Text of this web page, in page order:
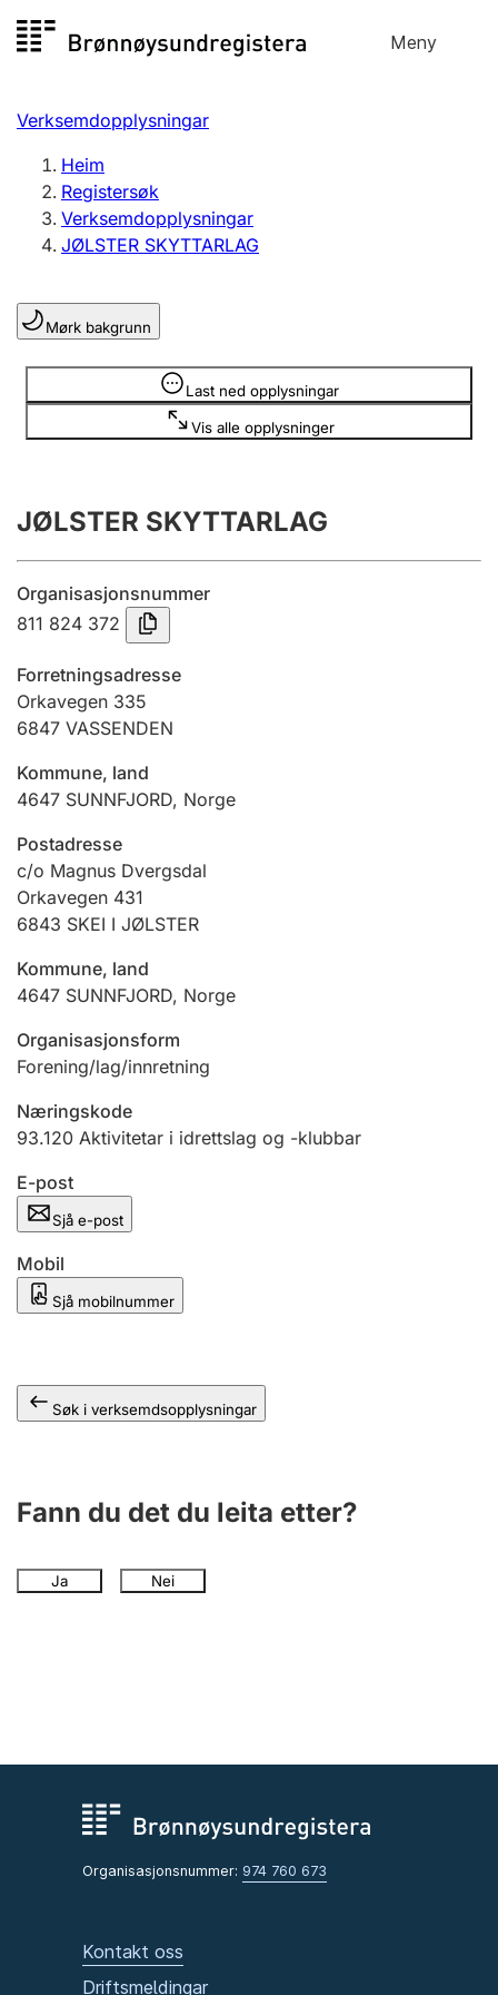
til
Meny
Registersøk
Aksjeselskap
Enkeltpersonføretak
Registrere, endre, slette
Lag og foreining
Registrere, endre, slette
Årsrekneskap
Innsending og forseinkingsgebyr
Tinglysing
Jeger
Ektepaktrettleiaren
Andre tema
Verksemdopplysningar
Heim
Registersøk
Verksemdopplysningar
JØLSTER SKYTTARLAG
Mørk bakgrunn
Last ned opplysningar
Vis alle opplysninger
Opplysninger er skjult
JØLSTER SKYTTARLAG
Organisasjonsnummer
811 824 372
Forretningsadresse
Orkavegen 335
6847 VASSENDEN
Kommune, land
4647 SUNNFJORD, Norge
Postadresse
c/o Magnus Dvergsdal
Orkavegen 431
6843 SKEI I JØLSTER
Kommune, land
4647 SUNNFJORD, Norge
Organisasjonsform
Forening/lag/innretning
Næringskode
93.120 Aktivitetar i idrettslag og -klubbar
E-post
Sjå e-post
Mobil
Sjå mobilnummer
Søk i verksemdsopplysningar
Fann du det du leita etter?
Ja Nei
Organisasjonsnummer: 974 760 673
Kontakt oss
Driftsmeldingar